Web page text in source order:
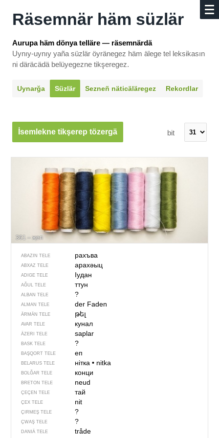
Räsemnär häm süzlär
Aurupa häm dönya telläre — räsemnärdä
Uynıy-uynıy yaña süzlär öyränegez häm älege tel leksikasın
ni däräcädä belüyegezne tikşeregez.
Uynarğa Süzlär Sezneñ näti­cäläregez Rekordlar
İsemlekne tikşerep tözergä bit
361 – җеп
ABAZIN TELE рахъва
ABXAZ TELE арахәыц
ADIGE TELE Iудан
AĞUL TELE ттун
ALBAN TELE ?
ALMAN TELE der Faden
ÄRMÄN TELE թել
AVAR TELE кунал
ÄZERI TELE saplar
BASK TELE ?
BAŞQORT TELE еп
BELARUS TELE нітка• nitka
BOLĞAR TELE конци
BRETON TELE neud
ÇEÇEN TELE тай
ÇEX TELE nit
ÇIRMEŞ TELE ?
ÇWAŞ TELE ?
DANIÄ TELE tråde